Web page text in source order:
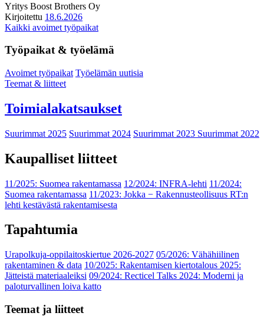
Yritys Boost Brothers Oy
Kirjoitettu 18.6.2026
Kaikki avoimet työpaikat
Työpaikat & työelämä
Avoimet työpaikat Työelämän uutisia
Teemat & liitteet
Toimialakatsaukset
Suurimmat 2025 Suurimmat 2024 Suurimmat 2023 Suurimmat 2022
Kaupalliset liitteet
11/2025: Suomea rakentamassa 12/2024: INFRA-lehti 11/2024:
Suomea rakentamassa 11/2023: Jokka − Rakennusteollisuus RT:n
lehti kestävästä rakentamisesta
Tapahtumia
Urapolkuja-oppilaitoskiertue 2026-2027 05/2026: Vähähiilinen
rakentaminen & data 10/2025: Rakentamisen kiertotalous 2025:
Jätteistä materiaaleiksi 09/2024: Recticel Talks 2024: Moderni ja
paloturvallinen loiva katto
Teemat ja liitteet